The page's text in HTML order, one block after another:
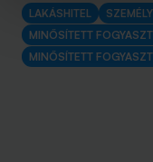
LAKÁSHITEL
MINŐSÍTETT
MINŐSÍTETT